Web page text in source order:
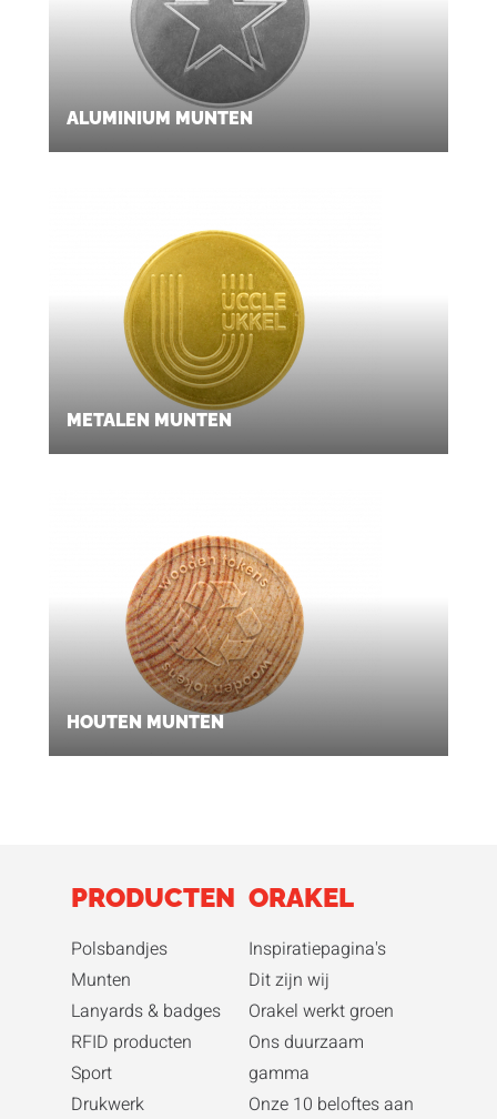
ALUMINIUM MUNTEN
METALEN MUNTEN
HOUTEN MUNTEN
PRODUCTEN
Polsbandjes
Munten
Lanyards & badges
RFID producten
Sport
Drukwerk
ORAKEL
Inspiratiepagina's
Dit zijn wij
Orakel werkt groen
Ons duurzaam
gamma
Onze 10 beloftes aan